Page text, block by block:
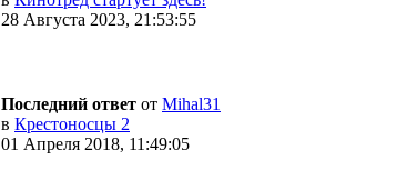
28 Августа 2023, 21:53:55
Последний ответ от Mihal31
в Крестоносцы 2
01 Апреля 2018, 11:49:05